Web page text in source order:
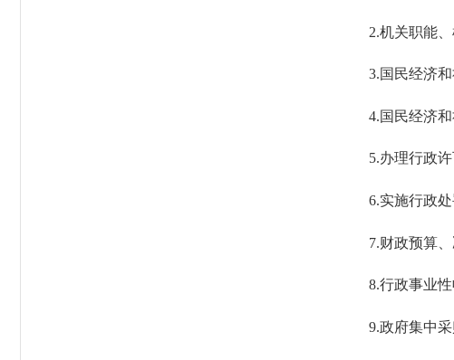
2.机关职能、
3.国民经济和
4.国民经济和
5.办理行政许可
6.实施行政处罚
7.财政预算、
8.行政事业性
9.政府集中采